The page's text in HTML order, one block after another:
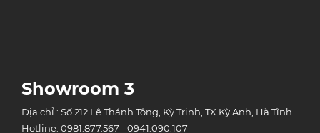
Showroom 3
Địa chỉ : Số 212 Lê Thánh Tông, Kỳ Trinh, TX Kỳ Anh, Hà Tĩnh
Hotline: 0981.877.567 - 0941.090.107